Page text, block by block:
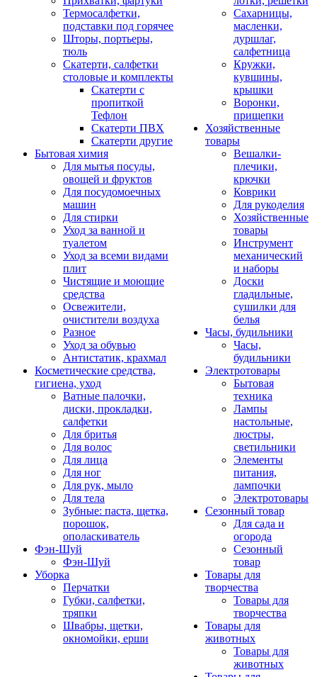
Термосалфетки,
подставки под горячее
Шторы, портьеры,
тюль
Скатерти, салфетки
столовые и комплекты
Скатерти с
пропиткой
Тефлон
Скатерти ПВХ
Скатерти другие
Бытовая химия
Для мытья посуды,
овощей и фруктов
Для посудомоечных
машин
Для стирки
Уход за ванной и
туалетом
Уход за всеми видами
плит
Чистящие и моющие
средства
Освежители,
очистители воздуха
Разное
Уход за обувью
Антистатик, крахмал
Косметические средства,
гигиена, уход
Ватные палочки,
диски, прокладки,
салфетки
Для бритья
Для волос
Для лица
Для ног
Для рук, мыло
Для тела
Зубные: паста, щетка,
порошок,
ополаскиватель
Фэн-Шуй
Фэн-Шуй
Уборка
Перчатки
Губки, салфетки,
тряпки
Швабры, щетки,
окномойки, ерши
Сахарницы,
масленки,
дуршлаг,
салфетница
Кружки,
кувшины,
крышки
Воронки,
прищепки
Хозяйственные
товары
Вешалки-
плечики,
крючки
Коврики
Для рукоделия
Хозяйственные
товары
Инструмент
механический
и наборы
Доски
гладильные,
сушилки для
белья
Часы, будильники
Часы,
будильники
Электротовары
Бытовая
техника
Лампы
настольные,
люстры,
светильники
Элементы
питания,
лампочки
Электротовары
Сезонный товар
Для сада и
огорода
Сезонный
товар
Товары для
творчества
Товары для
творчества
Товары для
животных
Товары для
животных